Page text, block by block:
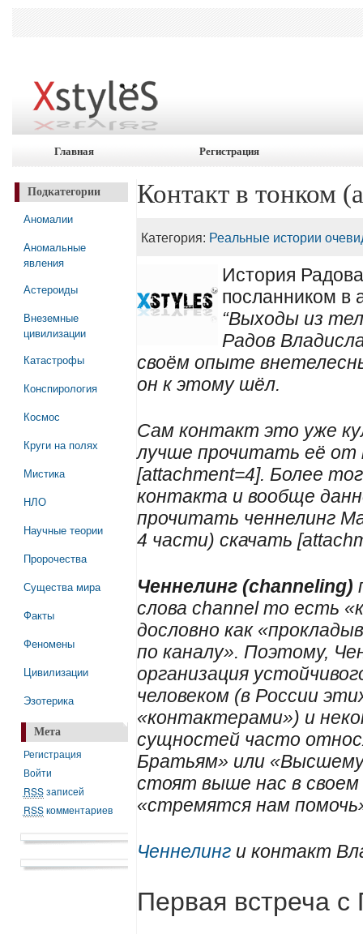
Главная Регистрация
Подкатегории
Аномалии
Аномальные
явления
Астероиды
Внеземные
цивилизации
Катастрофы
Конспирология
Космос
Круги на полях
Мистика
НЛО
Научные теории
Пророчества
Существа мира
Факты
Феномены
Цивилизации
Эзотерика
Мета
Регистрация
Войти
RSSзаписей
RSSкомментариев
Контакт в тонком
Категория: Реальные истории
История
посланником в
“Выходы из
Радов
своём опыте
он к этому шёл.
Сам контакт это уже
лучше прочитать её от
[attachment=4]. Более
контакта и вообще
прочитать ченнелинг
4 части) скачать
Ченнелинг (channeling)
слова сhаnnеl то есть
дословно как
по каналу». Поэтому,
организация
человеком (в России
«контактерами») и
сущностей часто
Братьям» или
стоят выше нас в
«стремятся нам
Ченнелинг и контакт
Первая встреча